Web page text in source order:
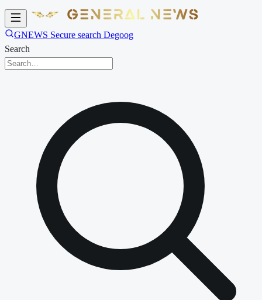
GNEWS Secure search Degoog
Search